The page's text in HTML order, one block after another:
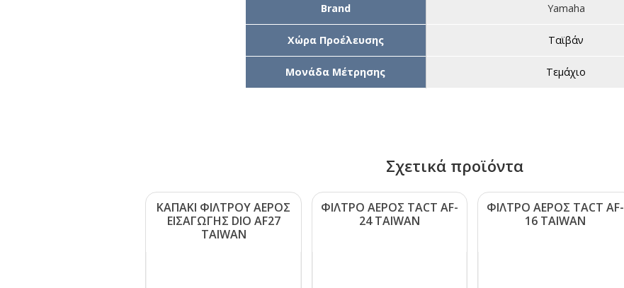
Brand Yamaha
Χώρα Προέλευσης Ταϊβάν
Μονάδα Μέτρησης Τεμάχιο
Σχετικά προϊόντα
ΚΑΠΑΚΙ ΦΙΛΤΡΟΥ ΑΕΡΟΣ
ΕΙΣΑΓΩΓΗΣ DΙΟ ΑF27
ΤΑΙWΑΝ
ΦΙΛΤΡΟ ΑΕΡΟΣ ΤΑCΤ ΑF-
24 ΤΑΙWΑΝ
ΦΙΛΤΡΟ ΑΕΡΟΣ ΤΑCΤ ΑF-
16 ΤΑΙWΑΝ